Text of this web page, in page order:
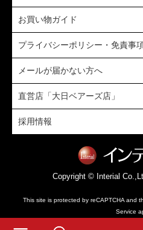
お買い物ガイド
プライバシーポリシー・免責事
メールが届かない方へ
直営店「大日ベアーズ店」
採用情報
Copyright © Interial
This site is protected by reCAPTCHA and
Service